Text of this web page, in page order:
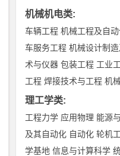
机械机电类:
车辆工程 机械工程及自
车服务工程 机械设计制
术与仪器 包装工程 工业
工程 焊接技术与工程 机
理工学类:
工程力学 应用物理 能源
及其自动化 自动化 轮机
学基地 信息与计算科学